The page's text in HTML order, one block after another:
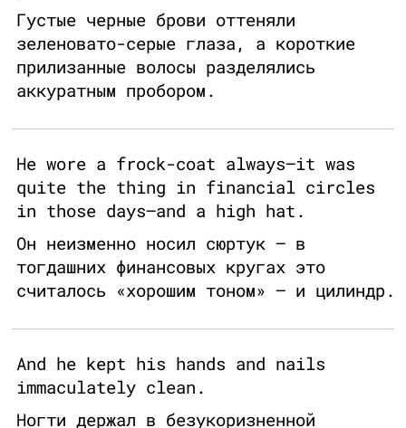
Густые черные брови оттеняли
зеленовато-серые глаза, а короткие
прилизанные волосы разделялись
аккуратным пробором.
He wore a frock-coat always—it was
quite the thing in financial circles
in those days—and a high hat.
Он неизменно носил сюртук — в
тогдашних финансовых кругах это
считалось «хорошим тоном» — и цилиндр.
And he kept his hands and nails
immaculately clean.
Ногти держал в безукоризненной